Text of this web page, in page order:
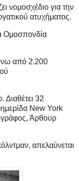
νομοσχέδιο για την
ατυχήματος.
Ομοσπονδία
από 2.200
32
New York
Άρθουρ
απελαύνεται